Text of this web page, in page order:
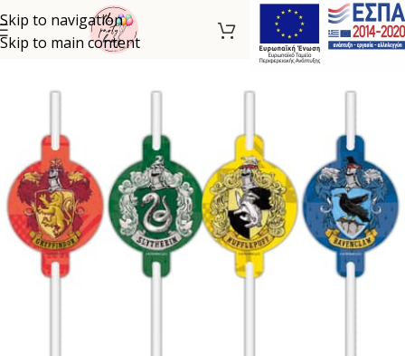
Skip to navigation
Skip to main content